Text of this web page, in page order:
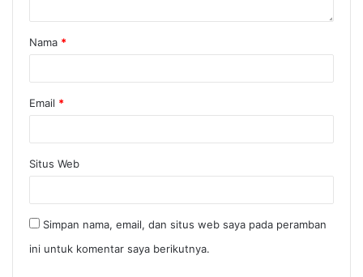
Nama *
Email *
Situs Web
Simpan nama, email, dan situs web saya pada peramban
ini untuk komentar saya berikutnya.